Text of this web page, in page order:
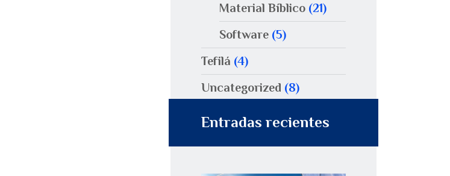
Material Bíblico (21)
Software (5)
Tefilá (4)
Uncategorized (8)
Entradas recientes